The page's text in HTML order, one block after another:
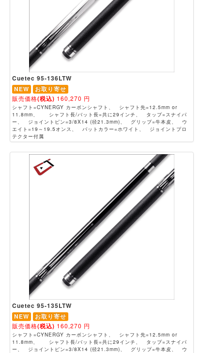
Cuetec 95-136LTW
NEW
お取り寄せ
販売価格(税込) 160,270 円
シャフト=CYNERGY カーボンシャフト、 シャフト先=12.5mm or
11.8mm、 シャフト長/バット長=共に29インチ、 タップ=スナイパ
ー、 ジョイントピン=3/8X14 (径21.3mm)、 グリップ=牛本皮、 ウ
エイト=19～19.5オンス、 バットカラー=ホワイト、 ジョイントプロ
テクター付属
Cuetec 95-135LTW
NEW
お取り寄せ
販売価格(税込) 160,270 円
シャフト=CYNERGY カーボンシャフト、 シャフト先=12.5mm or
11.8mm、 シャフト長/バット長=共に29インチ、 タップ=スナイパ
ー、 ジョイントピン=3/8X14 (径21.3mm)、 グリップ=牛本皮、 ウ